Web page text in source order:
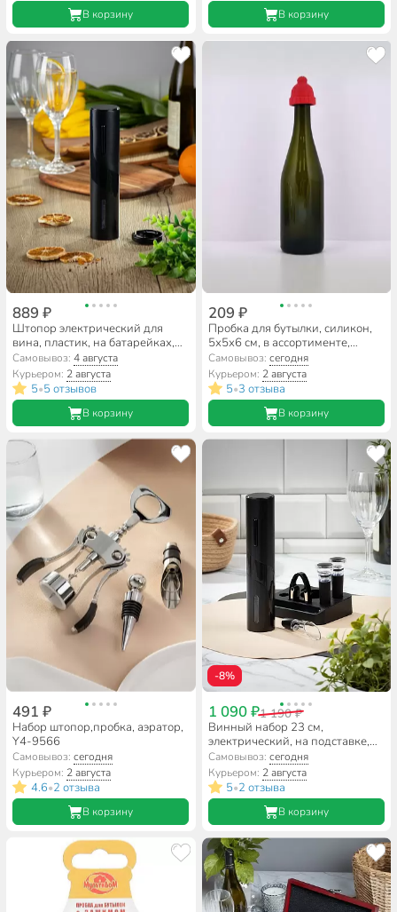
В корзину В корзину
889 ₽
Штопор электрический для
вина, пластик, на батарейках,
Y4-8015
Самовывоз:4 августа
Курьером: 2 августа
5•5 отзывов
В корзину
209 ₽
Пробка для бутылки, силикон,
5х5х6 см, в ассортименте,
навеска, Мультидом, Шапка с
помпоном, VL13-173
Самовывоз: сегодня
Курьером: 2 августа
5•3 отзыва
В корзину
491 ₽
Набор штопор,пробка, аэратор,
Y4-9566
Самовывоз:сегодня
Курьером: 2 августа
4.6•2 отзыва
В корзину
-8%
1 090 ₽1 190 ₽
Винный набор 23 см,
электрический, на подставке,
4.8 см, 5 шт, Y4-8844
Самовывоз: сегодня
Курьером: 2 августа
5•2 отзыва
В корзину